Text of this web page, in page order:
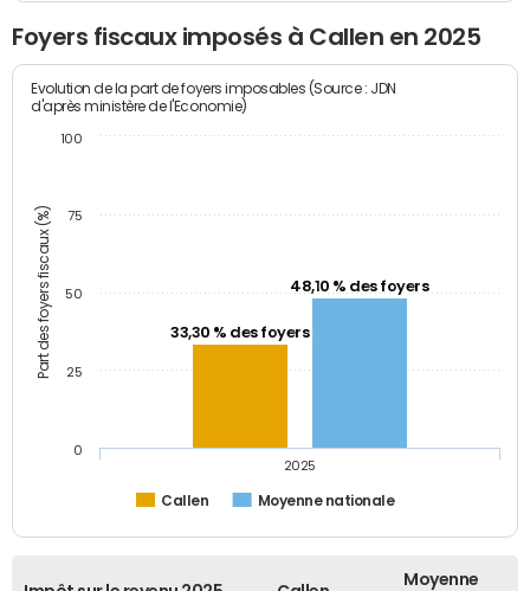
Foyers fiscaux imposés à Callen en 2025
Part des foyers fiscaux (%)
Evolution de la part de foyers imposables (Source : JDN
d'après ministère de l'Economie)
33,30 % des foyers
48,10 % des foyers
Callen Moyenne nationale
2025
0
25
50
75
100
Moyenne